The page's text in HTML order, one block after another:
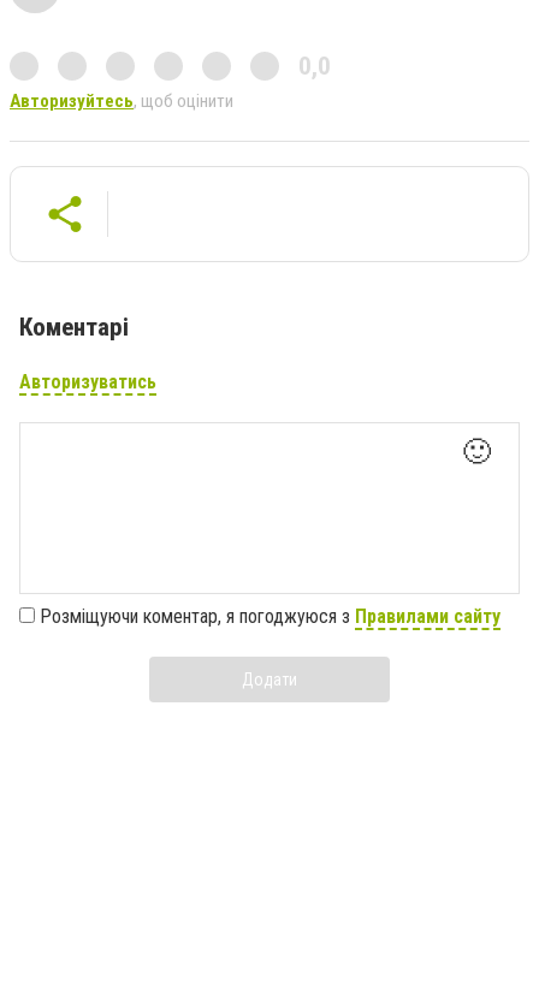
0,0
Авторизуйтесь, щоб оцінити
Коментарі
Авторизуватись
🙂
Розміщуючи коментар, я погоджуюся з Правилами сайту
Додати